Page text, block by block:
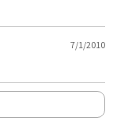
7/1/2010